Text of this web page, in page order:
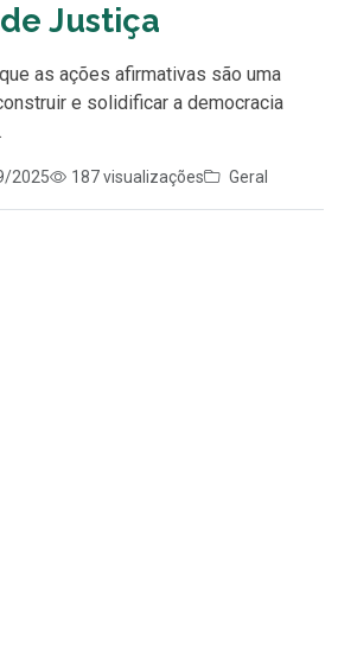
Justiça
as ações afirmativas são uma
e solidificar a democracia
2025 187 visualizações Geral